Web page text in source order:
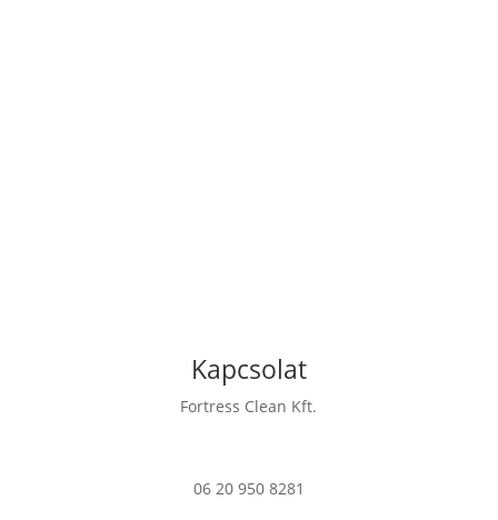
Kapcsolat
Fortress Clean Kft.
06 20 950 8281